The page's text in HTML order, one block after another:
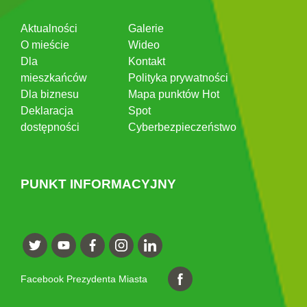
Aktualności
O mieście
Dla
mieszkańców
Dla biznesu
Deklaracja
dostępności
Galerie
Wideo
Kontakt
Polityka prywatności
Mapa punktów Hot
Spot
Cyberbezpieczeństwo
PUNKT INFORMACYJNY
Facebook Prezydenta Miasta